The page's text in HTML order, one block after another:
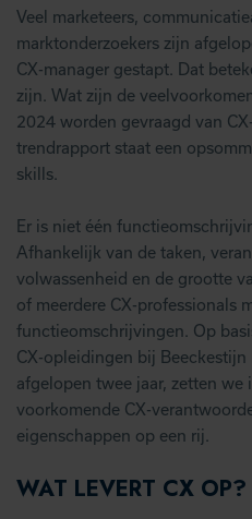
Veel marketeers,
marktonderzoekers zijn
CX-manager gestapt. Dat
zijn. Wat zijn de
2024 worden gevraagd van
trendrapport staat een
skills.
Er is niet één
Afhankelijk van de taken,
volwassenheid en de grootte
of meerdere CX-professionals
functieomschrijvingen. Op
CX-opleidingen bij Beeckestijn
afgelopen twee jaar, zetten
voorkomende CX-
eigenschappen op een rij.
WAT LEVERT CX OP?